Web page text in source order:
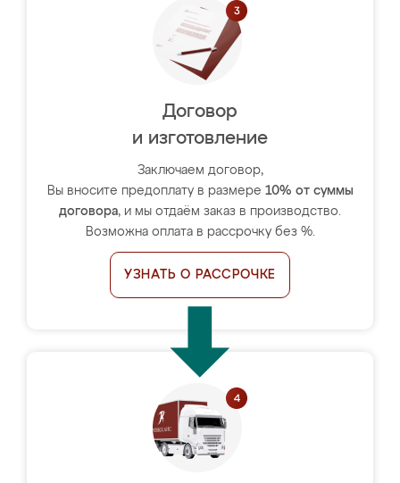
Договор
и изготовление
Заключаем договор,
Вы вносите предоплату в размере 10% от суммы
договора, и мы отдаём заказ в производство.
Возможна оплата в рассрочку без %.
УЗНАТЬ О РАССРОЧКЕ